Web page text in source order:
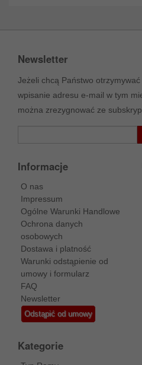
Newsletter
Jeżeli chcą Państwo
wpisanie adresu e-mail w tym
można zrezygnować ze
Informacje
O nas
Impressum
Ogólne Warunki Handlowe
Ochrona danych
osobowych
Dostawa i platność
Warunki odstąpienie od
umowy i formularz
FAQ
Newsletter
Odstąpić od umowy
Kategorie